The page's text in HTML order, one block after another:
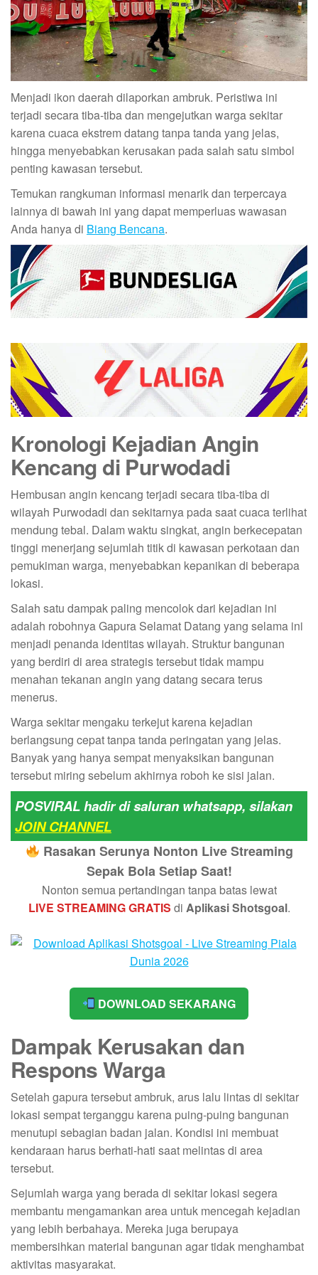
Menjadi ikon daerah dilaporkan ambruk. Peristiwa ini
terjadi secara tiba-tiba dan mengejutkan warga sekitar
karena cuaca ekstrem datang tanpa tanda yang jelas,
hingga menyebabkan kerusakan pada salah satu simbol
penting kawasan tersebut.
Temukan rangkuman informasi menarik dan terpercaya
lainnya di bawah ini yang dapat memperluas wawasan
Anda hanya di Biang Bencana.
Kronologi Kejadian Angin
Kencang di Purwodadi
Hembusan angin kencang terjadi secara tiba-tiba di
wilayah Purwodadi dan sekitarnya pada saat cuaca terlihat
mendung tebal. Dalam waktu singkat, angin berkecepatan
tinggi menerjang sejumlah titik di kawasan perkotaan dan
pemukiman warga, menyebabkan kepanikan di beberapa
lokasi.
Salah satu dampak paling mencolok dari kejadian ini
adalah robohnya Gapura Selamat Datang yang selama ini
menjadi penanda identitas wilayah. Struktur bangunan
yang berdiri di area strategis tersebut tidak mampu
menahan tekanan angin yang datang secara terus
menerus.
Warga sekitar mengaku terkejut karena kejadian
berlangsung cepat tanpa tanda peringatan yang jelas.
Banyak yang hanya sempat menyaksikan bangunan
tersebut miring sebelum akhirnya roboh ke sisi jalan.
POSVIRAL hadir di saluran whatsapp, silakan
JOIN CHANNEL
Rasakan Serunya Nonton Live Streaming
Sepak Bola Setiap Saat!
Nonton semua pertandingan tanpa batas lewat
LIVE STREAMING GRATIS di Aplikasi Shotsgoal.
DOWNLOAD SEKARANG
Dampak Kerusakan dan
Respons Warga
Setelah gapura tersebut ambruk, arus lalu lintas di sekitar
lokasi sempat terganggu karena puing-puing bangunan
menutupi sebagian badan jalan. Kondisi ini membuat
kendaraan harus berhati-hati saat melintas di area
tersebut.
Sejumlah warga yang berada di sekitar lokasi segera
membantu mengamankan area untuk mencegah kejadian
yang lebih berbahaya. Mereka juga berupaya
membersihkan material bangunan agar tidak menghambat
aktivitas masyarakat.